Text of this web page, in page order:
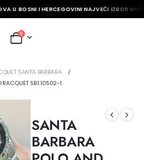
U BOSNI I HERCEGOVINI NAJVEĆI IZBOR
0
SANTA BARBARA
RACQUET SB.1.10502-1
SANTA
BARBARA